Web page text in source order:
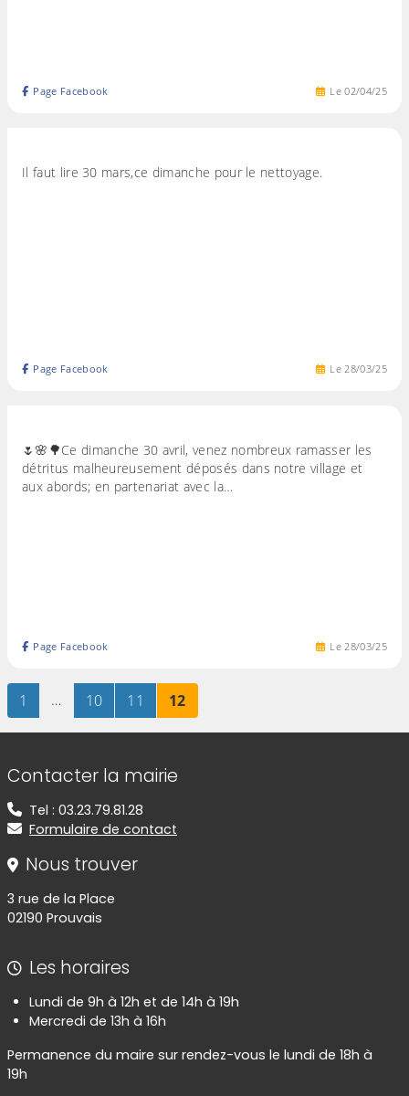
Le02/04/25
Page Facebook
Il faut lire 30 mars,ce dimanche pour le nettoyage.
Le28/03/25
Page Facebook
🌷🌸🌳Ce dimanche 30 avril, venez nombreux ramasser les
détritus malheureusement déposés dans notre village et
aux abords; en partenariat avec la…
Le28/03/25
Page Facebook
Page
1 sur 12
… Page
10sur 12
Page
11 sur 12
Page
12sur 12
Informations de contact
Contacter la mairie
Tel : 03.23.79.81.28
Formulaire de contact
Nous trouver
3 rue de la Place
02190 Prouvais
Les horaires
Lundi de 9h à 12h et de 14h à 19h
Mercredi de 13h à 16h
Permanence du maire sur rendez-vous le lundi de 18h à
19h